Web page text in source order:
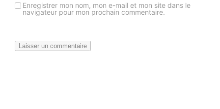
Enregistrer mon nom, mon e-mail et mon site dans le
navigateur pour mon prochain commentaire.